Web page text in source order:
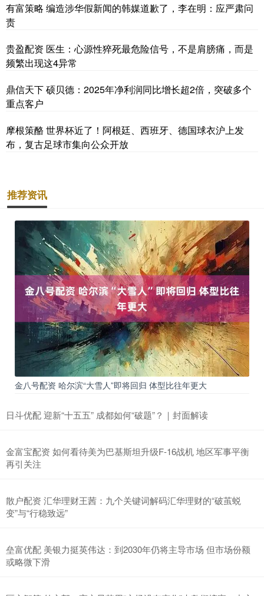
有富策略 编造涉华假新闻的韩媒道歉了，李在明：应严肃问
责
贵盈配资 医生：心源性猝死最危险信号，不是肩膀痛，而是
频繁出现这4异常
鼎信天下 硕贝德：2025年净利润同比增长超2倍，突破多个
重点客户
摩根策酪 世界杯近了！阿根廷、西班牙、德国球衣沪上发
布，复古足球市集向公众开放
推荐资讯
金八号配资 哈尔滨“大雪人”即将回归 体型比往年更大
日斗优配 迎新“十五五” 成都如何“破题”？｜封面解读
金富宝配资 如何看待美为巴基斯坦升级F-16战机 地区军事平衡
再引关注
散户配资 汇华理财王茜：九个关键词解码汇华理财的“破茧蜕
变”与“行稳致远”
垒富优配 美银力挺英伟达：到2030年仍将主导市场 但市场份额
或略微下滑